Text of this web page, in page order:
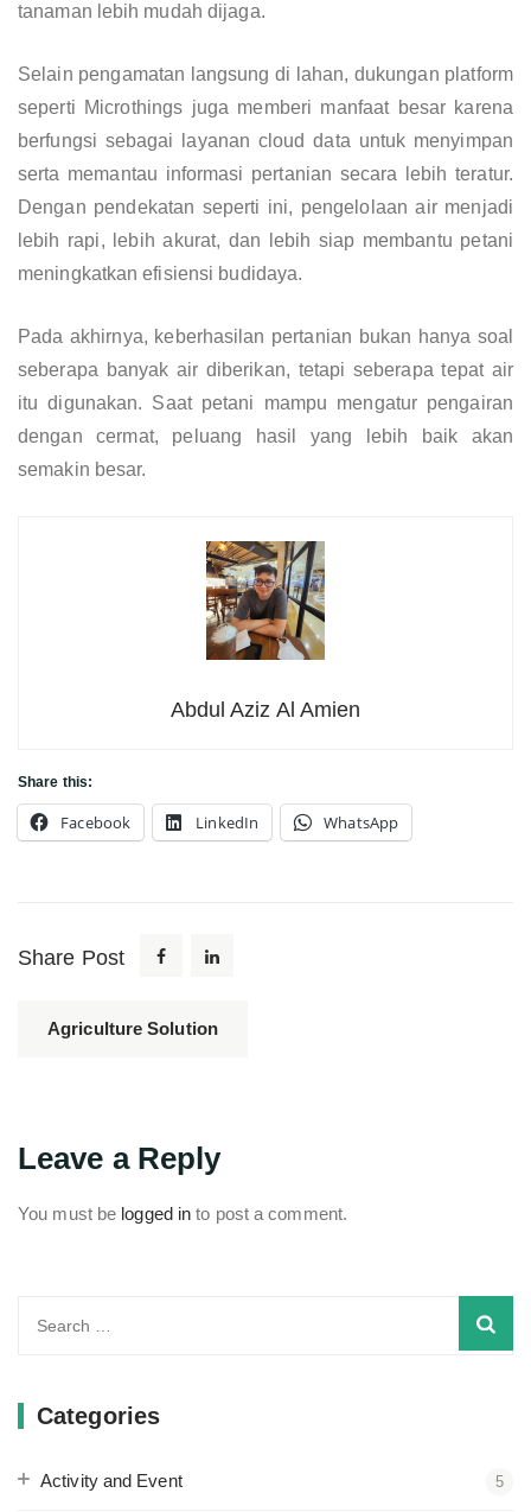
tanaman lebih mudah dijaga.
Selain pengamatan langsung di lahan, dukungan platform
seperti Microthings juga memberi manfaat besar karena
berfungsi sebagai layanan cloud data untuk menyimpan
serta memantau informasi pertanian secara lebih teratur.
Dengan pendekatan seperti ini, pengelolaan air menjadi
lebih rapi, lebih akurat, dan lebih siap membantu petani
meningkatkan efisiensi budidaya.
Pada akhirnya, keberhasilan pertanian bukan hanya soal
seberapa banyak air diberikan, tetapi seberapa tepat air
itu digunakan. Saat petani mampu mengatur pengairan
dengan cermat, peluang hasil yang lebih baik akan
semakin besar.
Abdul Aziz Al Amien
Share this:
Facebook LinkedIn WhatsApp
Share Post
Agriculture Solution
Leave a Reply
You must be logged in to post a comment.
Categories
Activity and Event 5